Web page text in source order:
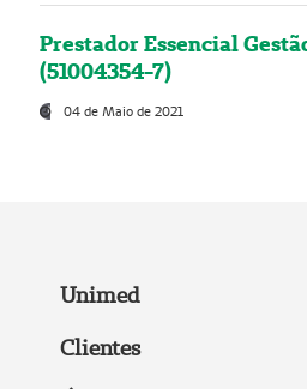
Prestador Essencial
(51004354-7)
04 de Maio de 2021
Unimed
Clientes